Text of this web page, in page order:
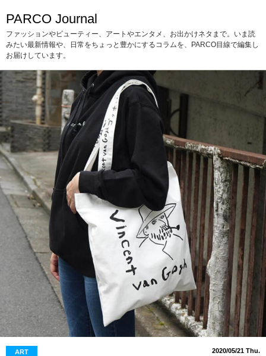
PARCO Journal
ファッションやビューティー、アートやエンタメ、お出かけネタまで。いま読
みたい最新情報や、日常をちょっと豊かにするコラムを、PARCO目線で編集し
お届けしています。
ART 2020/05/21 Thu.